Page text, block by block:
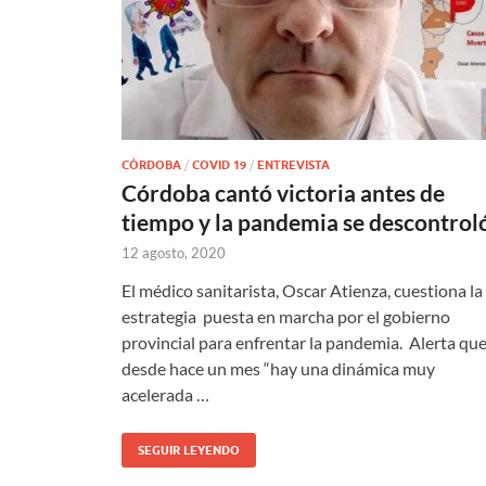
CÓRDOBA / COVID 19 / ENTREVISTA
Córdoba cantó victoria antes de
tiempo y la pandemia se
12 agosto, 2020
El médico sanitarista, Oscar Atienza, cuestiona la
estrategia puesta en marcha por el gobierno
provincial para enfrentar la pandemia. Alerta que
desde hace un mes “hay una dinámica muy
acelerada …
SEGUIR LEYENDO